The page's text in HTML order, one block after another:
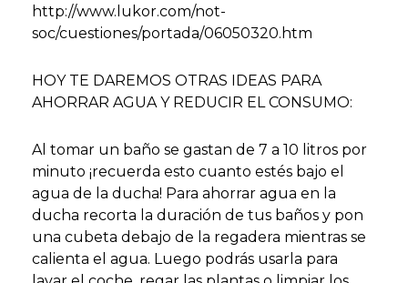
http://www.lukor.com/not-
soc/cuestiones/portada/06050320.htm
HOY TE DAREMOS OTRAS IDEAS PARA
AHORRAR AGUA Y REDUCIR EL CONSUMO:
Al tomar un baño se gastan de 7 a 10 litros por
minuto ¡recuerda esto cuanto estés bajo el
agua de la ducha! Para ahorrar agua en la
ducha recorta la duración de tus baños y pon
una cubeta debajo de la regadera mientras se
calienta el agua. Luego podrás usarla para